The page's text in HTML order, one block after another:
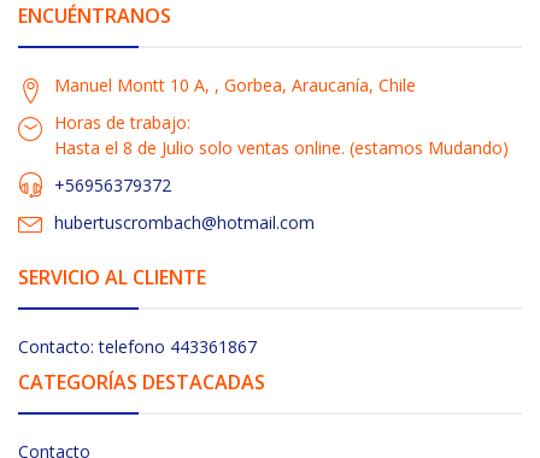
ENCUÉNTRANOS
Manuel Montt 10 A, , Gorbea, Araucanía, Chile
Horas de trabajo:
Hasta el 8 de Julio solo ventas online. (estamos Mudando)
+56956379372
hubertuscrombach@hotmail.com
SERVICIO AL CLIENTE
Contacto: telefono 443361867
CATEGORÍAS DESTACADAS
Contacto